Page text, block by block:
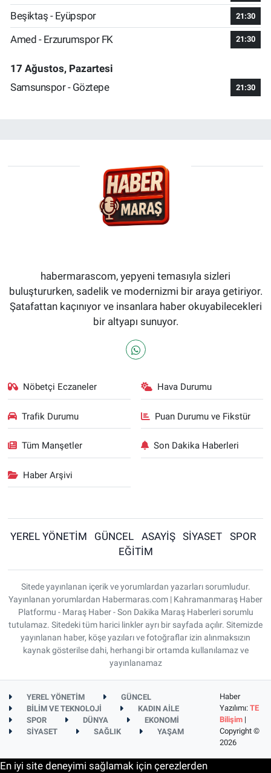
Beşiktaş - Eyüpspor 21:30
Amed - Erzurumspor FK 21:30
17 Ağustos, Pazartesi
Samsunspor - Göztepe
21:30
habermarascom, yepyeni temasıyla sizleri
buluştururken, sadelik ve modernizmi bir araya getiriyor.
Şatafattan kaçınıyor ve insanlara haber okuyabilecekleri
bir altyapı sunuyor.
Nöbetçi Eczaneler Hava Durumu
Trafik Durumu Puan Durumu ve Fikstür
Tüm Manşetler Son Dakika Haberleri
Haber Arşivi
YEREL YÖNETİM GÜNCEL ASAYİŞ SİYASET
SPOR
EĞİTİM
Sitede yayınlanan içerik ve yorumlardan yazarları sorumludur.
Yayınlanan yorumlardan Habermaras.com | Kahramanmaraş Haber
Platformu - Maraş Haber - Son Dakika Maraş Haberleri sorumlu
tutulamaz. Sitedeki tüm harici linkler ayrı bir sayfada açılır. Sitemizde
yayınlanan haber, köşe yazıları ve fotoğraflar izin alınmaksızın
kaynak gösterilse dahi, herhangi bir ortamda kullanılamaz ve
yayınlanamaz
YEREL YÖNETİM
GÜNCEL
BİLİM VE TEKNOLOJİ
KADIN AİLE
SPOR
DÜNYA
EKONOMİ
SİYASET
SAĞLIK YAŞAM
Haber
Yazılımı: TE
Bilişim|
Copyright ©
2026
En iyi site deneyimi sağlamak için çerezlerden